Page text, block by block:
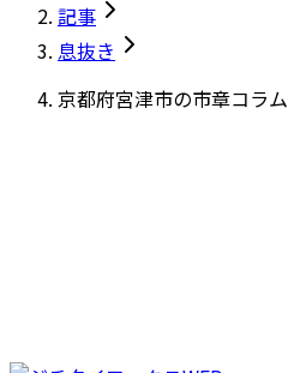
記事
息抜き
京都府宮津市の市章コラム